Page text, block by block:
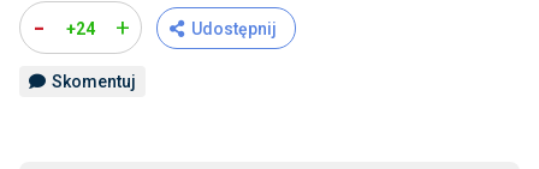
- +24 + Udostępnij
Skomentuj